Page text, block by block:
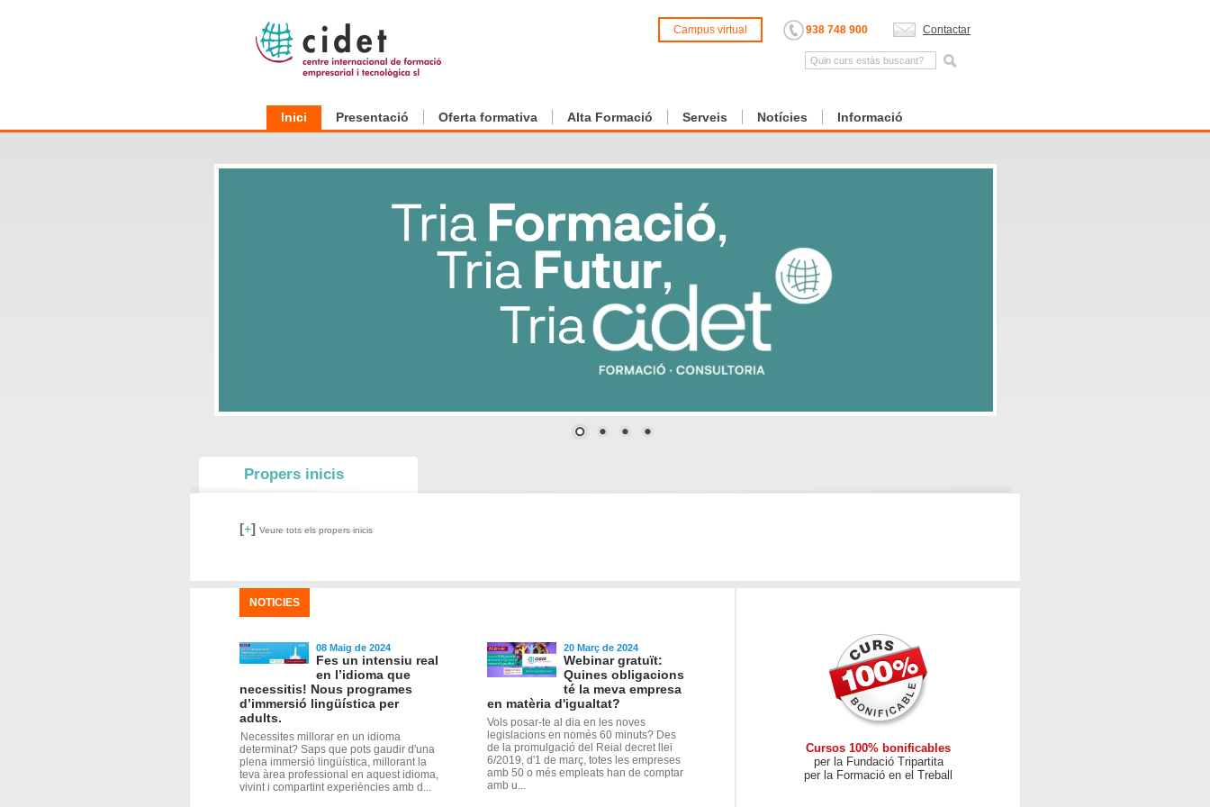
Campus virtual 938 748 900 Contactar
Inici Presentació Oferta formativa Alta Formació Serveis Notícies Informació
Propers inicis
[+] Veure tots els propers inicis
NOTICIES
08 Maig de 2024
Fes un intensiu real
en l’idioma que
necessitis! Nous programes
d’immersió lingüística per
adults.
Necessites millorar en un idioma
determinat? Saps que pots gaudir d'una
plena immersió lingüística, millorant la
teva àrea professional en aquest idioma,
vivint i compartint experiències amb d...
20 Març de 2024
Webinar gratuït:
Quines obligacions
té la meva empresa
en matèria d'igualtat?
Vols posar-te al dia en les noves
legislacions en només 60 minuts? Des
de la promulgació del Reial decret llei
6/2019, d'1 de març, totes les empreses
amb 50 o més empleats han de comptar
amb u...
Cursos 100% bonificables
per la Fundació Tripartita
per la Formació en el Treball